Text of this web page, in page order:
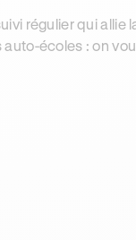
régulier qui
auto-écoles : on